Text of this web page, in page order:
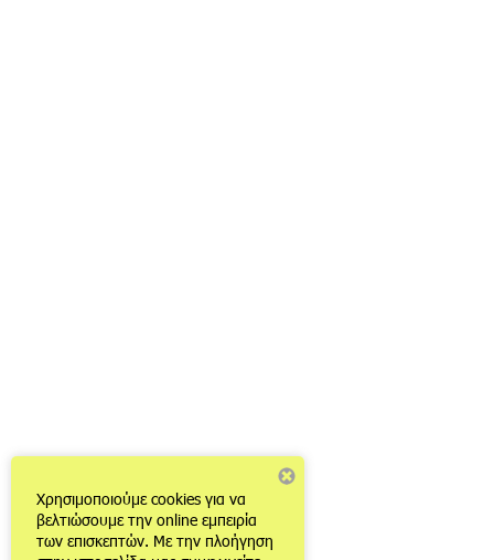
Χρησιμοποιούμε cookies για να
βελτιώσουμε την online εμπειρία
των επισκεπτών. Με την πλοήγηση